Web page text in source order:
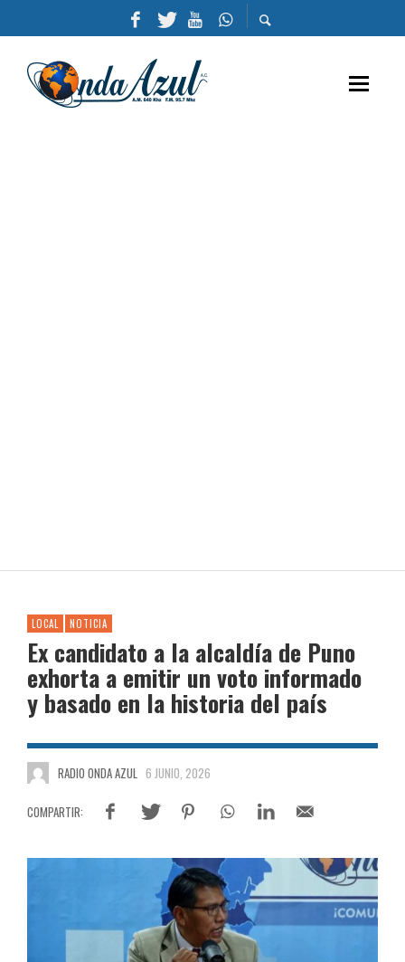
LOCAL NOTICIA
Ex candidato a la alcaldía de Puno
exhorta a emitir un voto informado
y basado en la historia del país
RADIO ONDA AZUL 6 JUNIO, 2026